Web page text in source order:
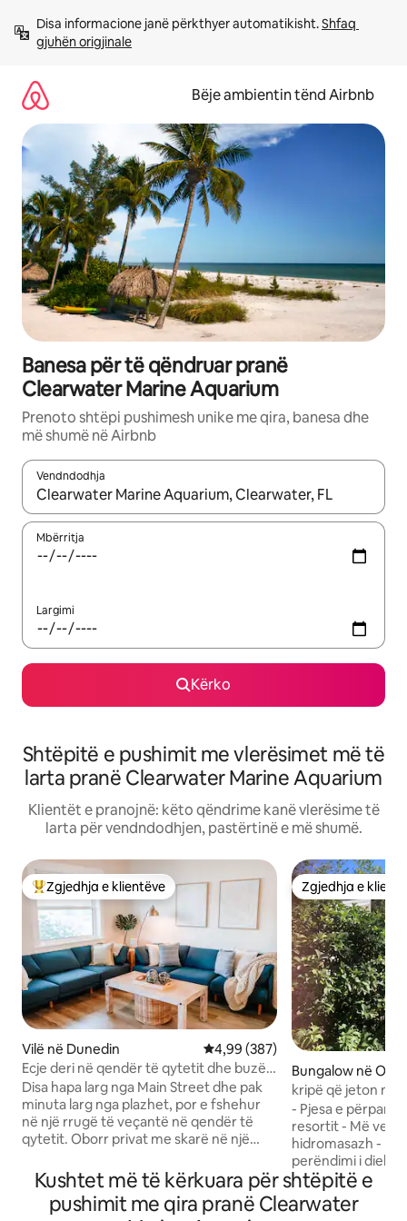
përmbajtja
Disa informacione janë përkthyer automatikisht. Shfaq
gjuhën origjinale
Bëje ambientin tënd Airbnb
Banesa për të qëndruar pranë
Clearwater Marine Aquarium
Prenoto shtëpi pushimesh unike me qira, banesa dhe
më shumë në Airbnb
Vendndodhja
Kur rezultatet të jenë të disponueshme, lëviz me butonat e
Mbërritja
Largimi
Kërko
Shtëpitë e pushimit me vlerësimet më të
larta pranë Clearwater Marine Aquarium
Klientët e pranojnë: këto qëndrime kanë vlerësime të
larta për vendndodhjen, pastërtinë e më shumë.
Më të mirat e zgjedhjeve të klientëve
Zgjedhja e klientëve
Vilë në Dunedin Vlerësimi mesatar 4,99 nga 5,
4,99 (387)
Ecje deri në qendër të qytetit dhe buzë
ujit - Oborr privat
Disa hapa larg nga Main Street dhe pak
minuta larg nga plazhet, por e fshehur
në një rrugë të veçantë në qendër të
qytetit. Oborr privat me skarë në një
në këmbë te restorantet, fabrikat e
birrës, dyqanet dhe muzika live. Shëtit
për të parë perëndimet mahnitëse të
Zgjedhja e
Zgjedhja e
Bungalow në
kripë që jeton në
- Pjesa e
resortit - Më vete - Vaskë me
hidromasazh -
perëndimi i diellit
akuzuarve -
/ YouTube -
Dhomë gjumi e
Kushtet më të kërkuara për shtëpitë e
pushimit me qira pranë Clearwater